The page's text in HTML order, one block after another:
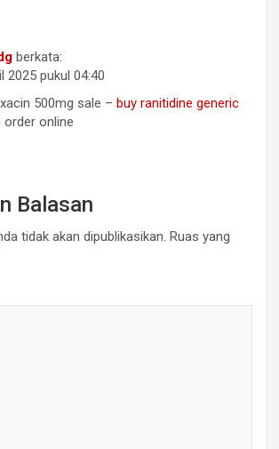
berkata:
2025 pukul 04:40
500mg sale – buy ranitidine generic
order online
Balasan
tidak akan dipublikasikan. Ruas yang